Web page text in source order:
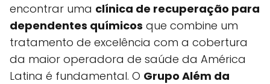
encontrar uma clínica de recuperação para
dependentes químicos que combine um
tratamento de excelência com a cobertura
da maior operadora de saúde da América
Latina é fundamental. O Grupo Além da